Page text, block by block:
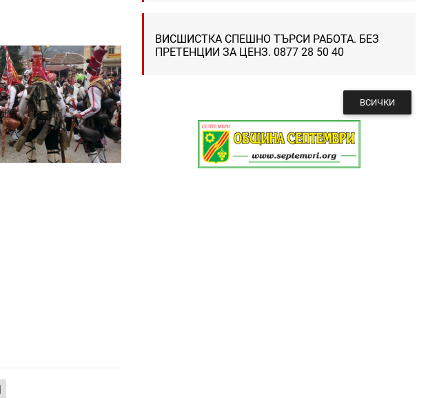
ВИСШИСТКА СПЕШНО ТЪРСИ РАБОТА. БЕЗ
ПРЕТЕНЦИИ ЗА ЦЕНЗ. 0877 28 50 40
ВСИЧКИ